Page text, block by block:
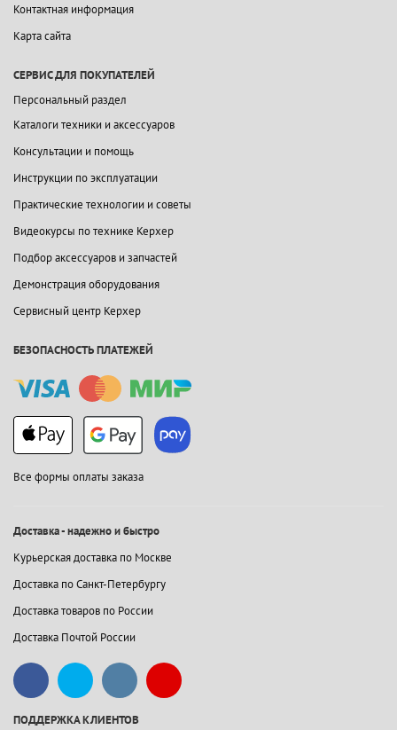
Контактная информация
Карта сайта
СЕРВИС ДЛЯ ПОКУПАТЕЛЕЙ
Персональный раздел
Каталоги техники и аксессуаров
Консультации и помощь
Инструкции по эксплуатации
Практические технологии и советы
Видеокурсы по технике Керхер
Подбор аксессуаров и запчастей
Демонстрация оборудования
Сервисный центр Керхер
БЕЗОПАСНОСТЬ ПЛАТЕЖЕЙ
Все формы оплаты заказа
Доставка - надежно и быстро
Курьерская доставка по Москве
Доставка по Санкт-Петербургу
Доставка товаров по России
Доставка Почтой России
ПОДДЕРЖКА КЛИЕНТОВ